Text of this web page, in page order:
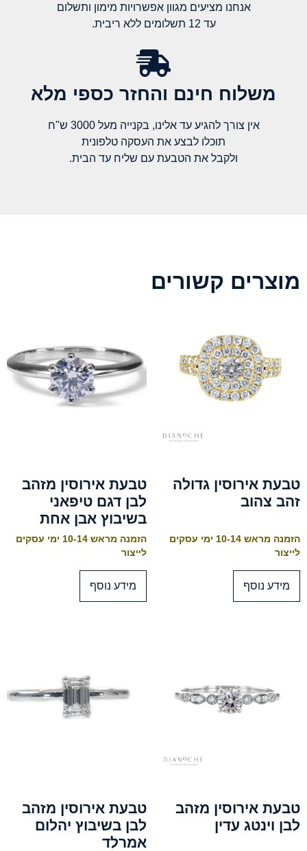
אנחנו מציעים מגוון אפשרויות מימון ותשלום
עד 12 תשלומים ללא ריבית.
משלוח חינם והחזר כספי מלא​
אין צורך להגיע עד אלינו, בקנייה מעל 3000 ש"ח
תוכלו לבצע את העסקה טלפונית
ולקבל את הטבעת עם שליח עד הבית.
מוצרים קשורים
טבעת אירוסין גדולה
זהב צהוב
הזמנה מראש 10-14 ימי עסקים
לייצור
מידע נוסף
טבעת אירוסין מזהב
לבן דגם טיפאני
בשיבוץ אבן אחת
הזמנה מראש 10-14 ימי עסקים
לייצור
מידע נוסף
טבעת אירוסין מזהב
לבן וינטג עדין
טבעת אירוסין מזהב
לבן בשיבוץ יהלום
אמרלד